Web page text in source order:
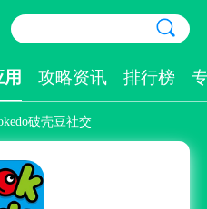
攻略资讯 排行榜
破壳豆社交